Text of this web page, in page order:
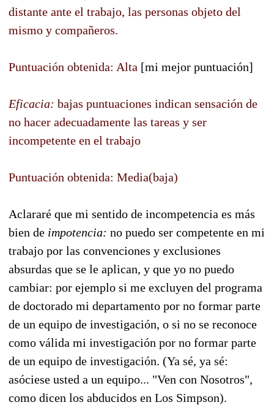
distante ante el trabajo, las personas objeto del
mismo y compañeros.
Puntuación obtenida: Alta [mi mejor puntuación]
Eficacia: bajas puntuaciones indican sensación de
no hacer adecuadamente las tareas y ser
incompetente en el trabajo
Puntuación obtenida: Media(baja)
Aclararé que mi sentido de incompetencia es más
bien de impotencia: no puedo ser competente en mi
trabajo por las convenciones y exclusiones
absurdas que se le aplican, y que yo no puedo
cambiar: por ejemplo si me excluyen del programa
de doctorado mi departamento por no formar parte
de un equipo de investigación, o si no se reconoce
como válida mi investigación por no formar parte
de un equipo de investigación. (Ya sé, ya sé:
asóciese usted a un equipo... "Ven con Nosotros",
como dicen los abducidos en Los Simpson).